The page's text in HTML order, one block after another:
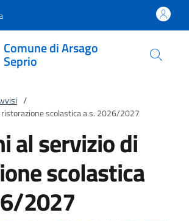
Comune di Arsago
Seprio
/
ristorazione scolastica a.s. 2026/2027
al servizio di
scolastica
2027